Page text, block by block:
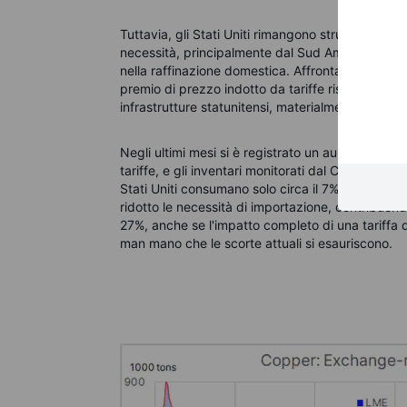
Tuttavia, gli Stati Uniti rimangono
necessità, principalmente dal Sud America, a
nella raffinazione domestica. Affrontare questa
premio di prezzo indotto da tariffe rischia di
infrastrutture statunitensi, materialmente più
Negli ultimi mesi si è registrato un aumento
tariffe, e gli inventari monitorati dal CME ora
Stati Uniti consumano solo circa il 7% del rame
ridotto le necessità di importazione,
27%, anche se l'impatto completo di una
man mano che le scorte attuali si esauriscono.